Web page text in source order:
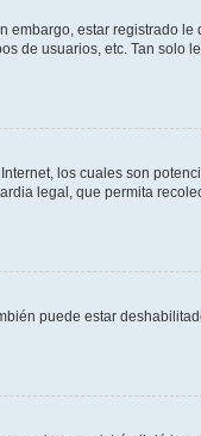
embargo, estar registrado le
de usuarios, etc. Tan solo
los cuales son
legal, que permita
puede estar